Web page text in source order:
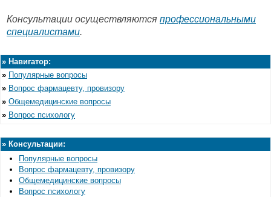
Консультации осуществляются профессиональными
специалистами.
» Навигатор:
» Популярные вопросы
» Вопрос фармацевту, провизору
» Общемедицинские вопросы
» Вопрос психологу
» Консультации:
Популярные вопросы
Вопрос фармацевту, провизору
Общемедицинские вопросы
Вопрос психологу